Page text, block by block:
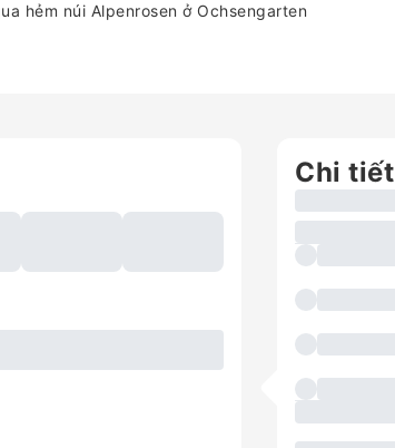
hẻm núi Alpenrosen ở Ochsengarten
Chi tiết